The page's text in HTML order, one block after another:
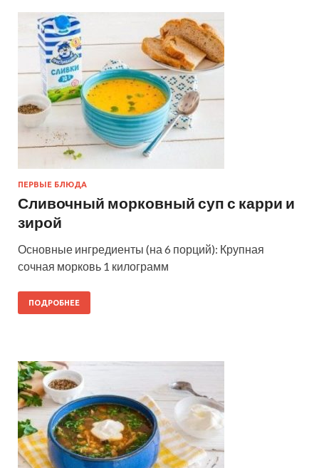
ПЕРВЫЕ БЛЮДА
Сливочный морковный суп с карри и
зирой
Основные ингредиенты (на 6 порций): Крупная
сочная морковь 1 килограмм
ПОДРОБНЕЕ